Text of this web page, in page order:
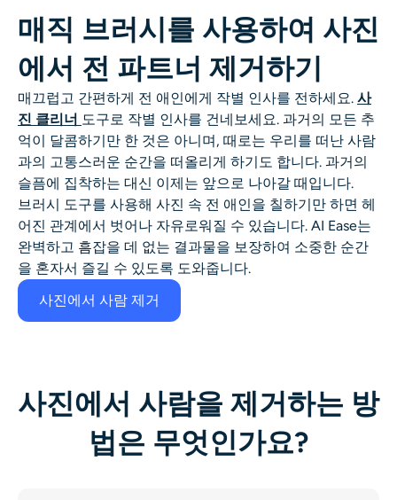
매직 브러시를 사용하여 사진
에서 전 파트너 제거하기
매끄럽고 간편하게 전 애인에게 작별 인사를 전하세요. 사
진 클리너 도구로 작별 인사를 건네보세요. 과거의 모든 추
억이 달콤하기만 한 것은 아니며, 때로는 우리를 떠난 사람
과의 고통스러운 순간을 떠올리게 하기도 합니다. 과거의
슬픔에 집착하는 대신 이제는 앞으로 나아갈 때입니다.
브러시 도구를 사용해 사진 속 전 애인을 칠하기만 하면 헤
어진 관계에서 벗어나 자유로워질 수 있습니다. AI Ease는
완벽하고 흠잡을 데 없는 결과물을 보장하여 소중한 순간
을 혼자서 즐길 수 있도록 도와줍니다.
사진에서 사람 제거
사진에서 사람을 제거하는 방
법은 무엇인가요?